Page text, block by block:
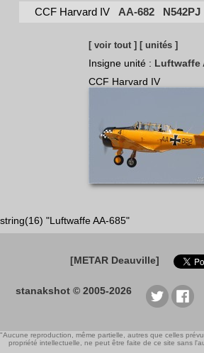
CCF Harvard IV AA-682 N542PJ
[ voir tout ] [ unités ]
Insigne unité : Luftwaffe
CCF Harvard IV
string(16) "Luftwaffe AA-685"
[METAR Deauville]
stanakshot © 2005-2026
"Aucune reproduction, même partielle, autres que celles
propriété intellectuelle, ne peut être faite de ce site sans